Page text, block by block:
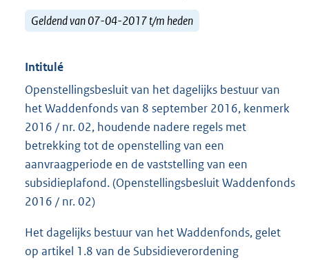
Geldend van 07-04-2017 t/m heden
Intitulé
Openstellingsbesluit van het dagelijks bestuur van
het Waddenfonds van 8 september 2016, kenmerk
2016 / nr. 02, houdende nadere regels met
betrekking tot de openstelling van een
aanvraagperiode en de vaststelling van een
subsidieplafond. (Openstellingsbesluit Waddenfonds
2016 / nr. 02)
Het dagelijks bestuur van het Waddenfonds, gelet
op artikel 1.8 van de Subsidieverordening